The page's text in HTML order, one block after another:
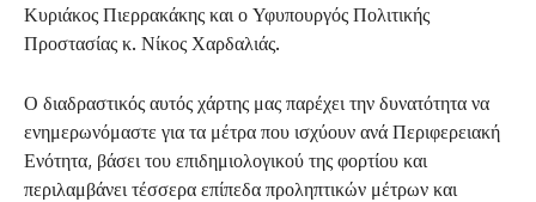
Κυριάκος Πιερρακάκης και ο Υφυπουργός Πολιτικής
Προστασίας κ. Νίκος Χαρδαλιάς.
Ο διαδραστικός αυτός χάρτης μας παρέχει την δυνατότητα να
ενημερωνόμαστε για τα μέτρα που ισχύουν ανά Περιφερειακή
Ενότητα, βάσει του επιδημιολογικού της φορτίου και
περιλαμβάνει τέσσερα επίπεδα προληπτικών μέτρων και